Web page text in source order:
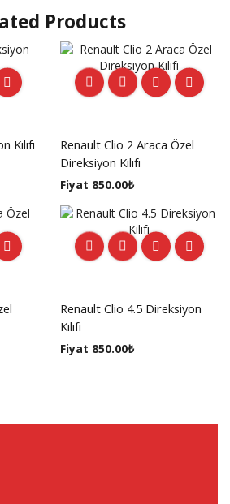
Products
Kılıfı
Renault Clio 2 Araca Özel
Direksiyon Kılıfı
Fiyat 850.00₺
Renault Clio 4.5 Direksiyon
Kılıfı
Fiyat 850.00₺